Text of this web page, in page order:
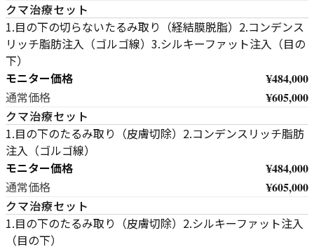
クマ治療セット
1.目の下の切らないたるみ取り（経結膜脱脂）2.コンデンス
リッチ脂肪注入（ゴルゴ線）3.シルキーファット注入（目の
下）
モニター価格 ¥484,000
通常価格 ¥605,000
クマ治療セット
1.目の下のたるみ取り（皮膚切除）2.コンデンスリッチ脂肪
注入（ゴルゴ線）
モニター価格 ¥484,000
通常価格 ¥605,000
クマ治療セット
1.目の下のたるみ取り（皮膚切除）2.シルキーファット注入
（目の下）